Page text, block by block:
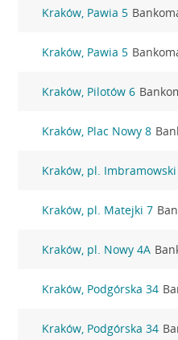
Kraków, Pawia 5
Kraków, Pawia 5
Kraków, Pilotów 6
Kraków, Plac Nowy 8
Kraków, pl.
Kraków, pl. Matejki 7
Kraków, pl. Nowy 4A
Kraków, Podgórska 34
Kraków, Podgórska 34